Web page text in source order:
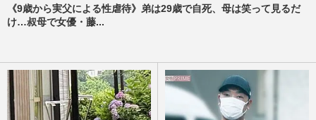
《9歳から実父による性虐待》弟は29歳で自死、母は笑って見るだ
け…叔母で女優・藤...